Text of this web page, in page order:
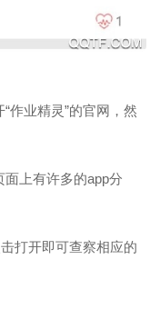
“作业精灵”的官网，然
上有许多的app分
打开即可查察相应的